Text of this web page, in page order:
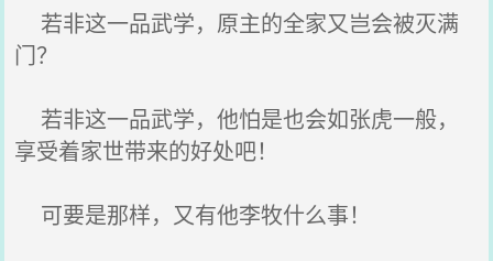
若非这一品武学，原主的全家又岂会被灭满
门？
若非这一品武学，他怕是也会如张虎一般，
享受着家世带来的好处吧！
可要是那样，又有他李牧什么事！